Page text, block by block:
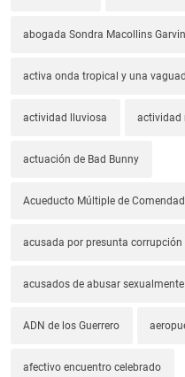
abogada Sondra Macollins Garvin
activa onda tropical y una
actividad lluviosa actividad
actuación de Bad Bunny
Acueducto Múltiple de
acusada por presunta corrupción
acusados de abusar
ADN de los Guerrero
afectivo encuentro celebrado